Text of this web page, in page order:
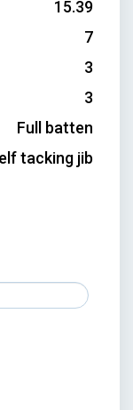
15.39
7
3
3
Full batten
tacking jib